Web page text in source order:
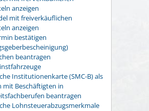
anzeigen
mit freiverkäuflichen
anzeigen
bestätigen
beantragen
Institutionenkarte (SMC-B) als
Beschäftigten in
beantragen
Lohnsteuerabzugsmerkmale